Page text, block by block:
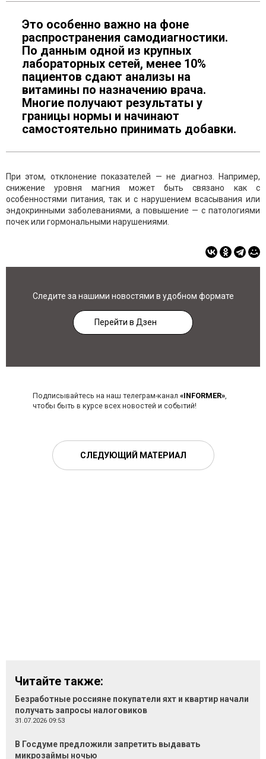
Это особенно важно на фоне
распространения самодиагностики.
По данным одной из крупных
лабораторных сетей, менее 10%
пациентов сдают анализы на
витамины по назначению врача.
Многие получают результаты у
границы нормы и начинают
самостоятельно принимать добавки.
При этом, отклонение показателей — не диагноз. Например,
снижение уровня магния может быть связано как с
особенностями питания, так и с нарушением всасывания или
эндокринными заболеваниями, а повышение — с патологиями
почек или гормональными нарушениями.
Следите за нашими новостями в удобном формате
Перейти в Дзен
Подписывайтесь на наш телеграм-канал «INFORMER»,
чтобы быть в курсе всех новостей и событий!
СЛЕДУЮЩИЙ МАТЕРИАЛ
Читайте также:
Безработные россияне покупатели яхт и квартир начали
получать запросы налоговиков
31.07.2026 09:53
В Госдуме предложили запретить выдавать
микрозаймы ночью